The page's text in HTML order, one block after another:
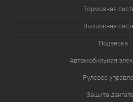
Тормозная
Выхлопная
Подвеска
Автомобильная
Рулевое
Защита